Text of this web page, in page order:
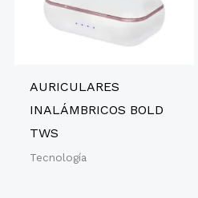
AURICULARES
INALÁMBRICOS BOLD
TWS
Tecnología